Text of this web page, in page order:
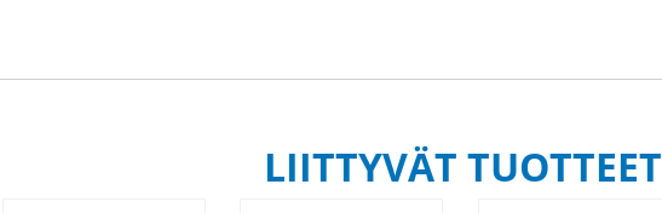
LIITTYVÄT TUOTTEET